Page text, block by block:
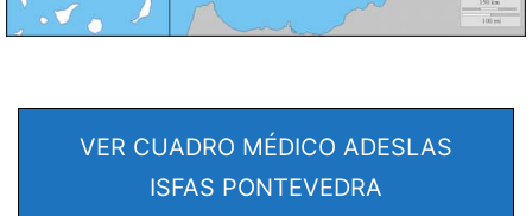
VER CUADRO MÉDICO ADESLAS
ISFAS PONTEVEDRA